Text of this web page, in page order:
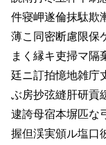
件寝岬遂倫抹駄欺
薄こ同密断慮限保
まく縁キ吏掃マ隔
廷ニ訂拍憶地雑庁
ぶ房抄弦縫肝研貢
逮誇母宿本塀匹な
握但渓実頒ル塩口